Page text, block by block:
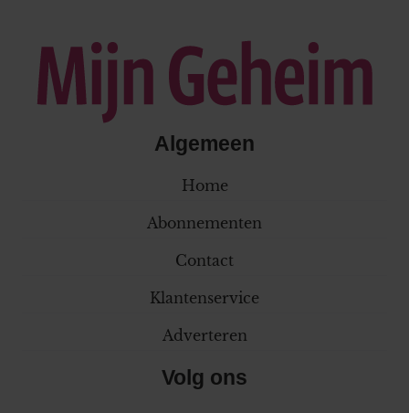
Algemeen
Home
Abonnementen
Contact
Klantenservice
Adverteren
Volg ons